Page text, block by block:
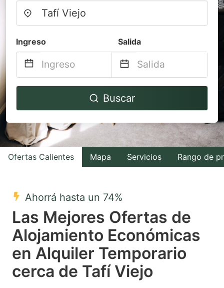
Ingreso Salida
Navigate
to
interact
with
the
select
a
date.
Press
question
Navigate
to
interact
with
the
a
date.
Press
the
question
Buscar
Ofertas Calientes Mapa Servicios Rango de
Ahorrá hasta un 74%
Las Mejores Ofertas de
Alojamiento Económicas
en Alquiler Temporario
cerca de Tafí Viejo